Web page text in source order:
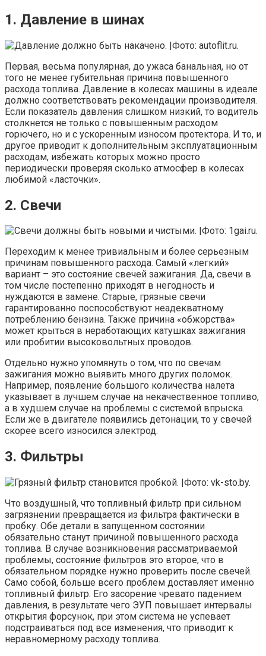
1. Давление в шинах
Первая, весьма популярная, до ужаса банальная, но от
того не менее губительная причина повышенного
расхода топлива. Давление в колесах машины в идеале
должно соответствовать рекомендации производителя.
Если показатель давления слишком низкий, то водитель
столкнется не только с повышенным расходом
горючего, но и с ускоренным износом протектора. И то, и
другое приводит к дополнительным эксплуатационным
расходам, избежать которых можно просто
периодически проверяя сколько атмосфер в колесах
любимой «ласточки».
2. Свечи
Переходим к менее тривиальным и более серьезным
причинам повышенного расхода. Самый «легкий»
вариант – это состояние свечей зажигания. Да, свечи в
том числе постепенно приходят в негодность и
нуждаются в замене. Старые, грязные свечи
гарантированно поспособствуют неадекватному
потреблению бензина. Также причина «обжорства»
может крыться в неработающих катушках зажигания
или пробитии высоковольтных проводов.
Отдельно нужно упомянуть о том, что по свечам
зажигания можно выявить много других поломок.
Например, появление большого количества налета
указывает в лучшем случае на некачественное топливо,
а в худшем случае на проблемы с системой впрыска.
Если же в двигателе появились детонации, то у свечей
скорее всего износился электрод.
3. Фильтры
Что воздушный, что топливный фильтр при сильном
загрязнении превращается из фильтра фактически в
пробку. Обе детали в запущенном состоянии
обязательно станут причиной повышенного расхода
топлива. В случае возникновения рассматриваемой
проблемы, состояние фильтров это второе, что в
обязательном порядке нужно проверить после свечей.
Само собой, больше всего проблем доставляет именно
топливный фильтр. Его засорение чревато падением
давления, в результате чего ЭУП повышает интервалы
открытия форсунок, при этом система не успевает
подстраиваться под все изменения, что приводит к
неравномерному расходу топлива.